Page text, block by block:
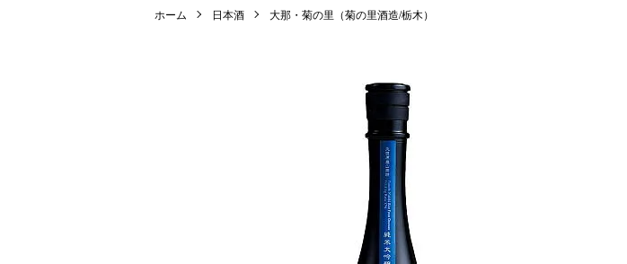
ホーム 日本酒 大那・菊の里（菊の里酒造/栃木）